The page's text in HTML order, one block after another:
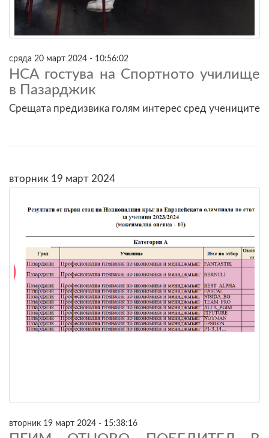
сряда 20 март 2024 - 10:56:02
НСА гостува на Спортното училище
в Пазарджик
Срещата предизвика голям интерес сред учениците
вторник 19 март 2024
вторник 19 март 2024 - 15:38:16